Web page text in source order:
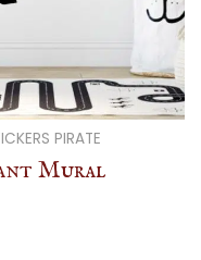
PIRATE
Mural